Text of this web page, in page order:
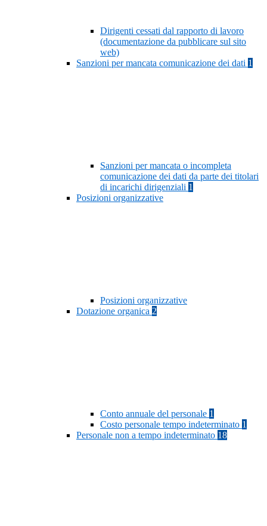
Dirigenti cessati dal rapporto di lavoro
(documentazione da pubblicare sul sito
web)
Sanzioni per mancata comunicazione dei dati 1
Sanzioni per mancata o incompleta
comunicazione dei dati da parte dei titolari
di incarichi dirigenziali 1
Posizioni organizzative
Posizioni organizzative
Dotazione organica 2
Conto annuale del personale 1
Costo personale tempo indeterminato 1
Personale non a tempo indeterminato 18